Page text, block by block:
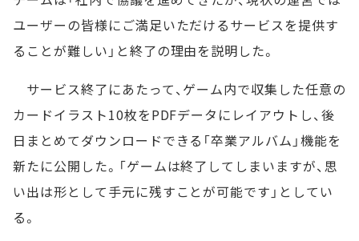
ユーザーの皆様にご満足いただけるサービスを提供す
ることが難しい」と終了の理由を説明した。
サービス終了にあたって、ゲーム内で収集した任意の
カードイラスト10枚をPDFデータにレイアウトし、後
日まとめてダウンロードできる「卒業アルバム」機能を
新たに公開した。「ゲームは終了してしまいますが、思
い出は形として手元に残すことが可能です」としてい
る。